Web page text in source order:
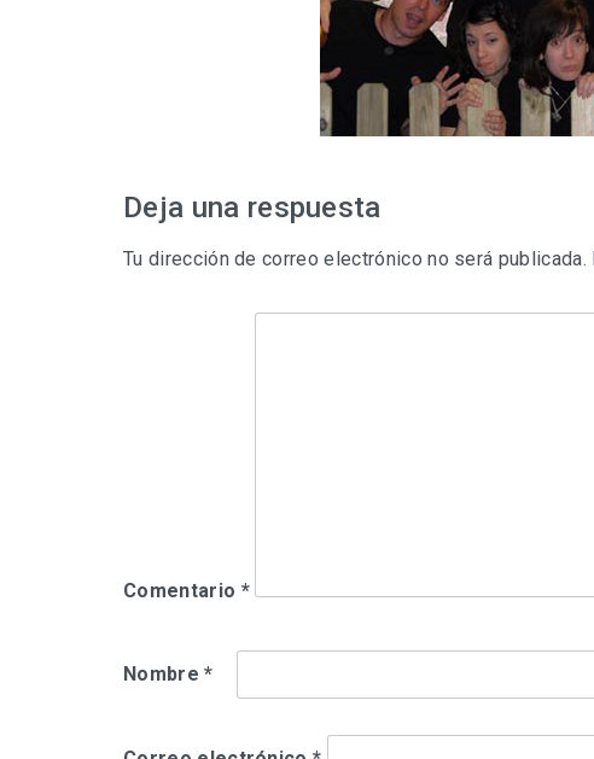
Deja una respuesta
Tu dirección de correo electrónico no será publicada.
Comentario *
Nombre*